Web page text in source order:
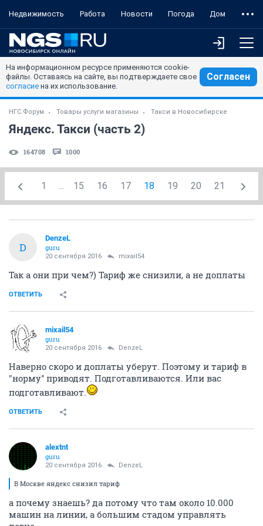
Недвижимость Работа Новости Погода Дом
На информационном ресурсе применяются cookie-
файлы. Оставаясь на сайте, вы подтверждаете свое
согласие на их использование.
Согласен
НГС.Форум Товары услуги магазины Такси в Новосибирске
Яндекс. Такси (часть 2)
164708 1000
1 ... 15 16 17 18 19 20 21
D
DenzeL
guru
20 сентября 2016 mixail54
Так а они при чем?) Тариф же снизили, а не доплаты
ОТВЕТИТЬ
mixail54
guru
20 сентября 2016 DenzeL
Наверно скоро и доплаты уберут. Поэтому и тариф в
"норму'' приводят. Подготавливаются. Или вас
подготавливают.
ОТВЕТИТЬ
alextnt
guru
20 сентября 2016 DenzeL
В Москве яндекс снизил тариф
а почему знаешь? да потому что там около 10.000
машин на линии, а большим стадом управлять